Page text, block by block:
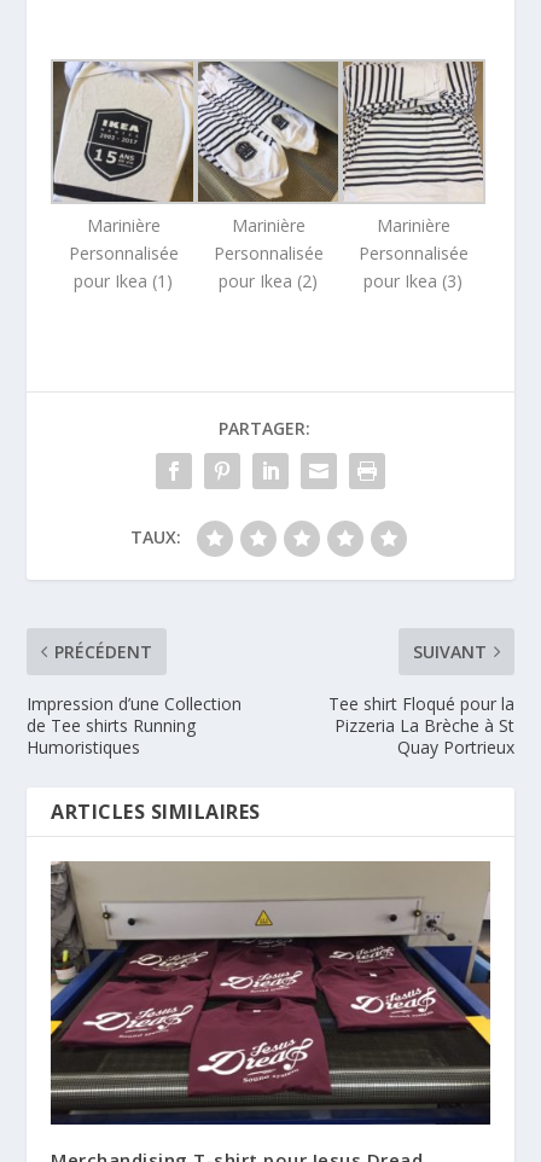
Marinière
Personnalisée
pour Ikea (1)
Marinière
Personnalisée
pour Ikea (2)
Marinière
Personnalisée
pour Ikea (3)
PARTAGER:
TAUX:
PRÉCÉDENT
Impression d’une Collection
de Tee shirts Running
Humoristiques
SUIVANT
Tee shirt Floqué pour la
Pizzeria La Brèche à St
Quay Portrieux
ARTICLES SIMILAIRES